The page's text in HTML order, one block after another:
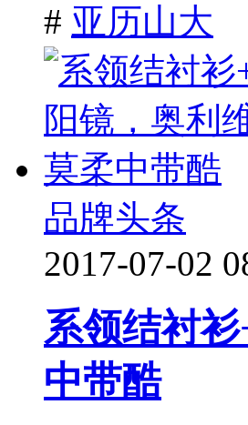
# 亚历山大
品牌头条
2017-07-02
系领结衬
中带酷